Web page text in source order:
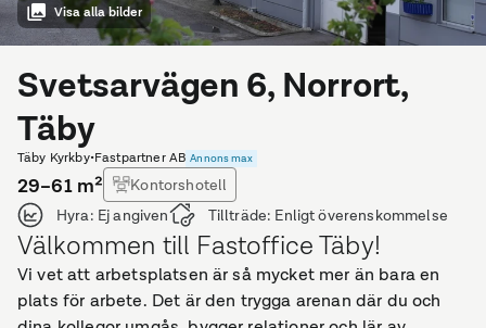
Visa alla bilder
Svetsarvägen 6, Norrort,
Täby
Täby Kyrkby•Fastpartner AB Annons max
29–61m²
Kontorshotell
Hyra: Ej angiven Tillträde: Enligt överenskommelse
Välkommen till Fastoffice Täby!
Vi vet att arbetsplatsen är så mycket mer än bara en
plats för arbete. Det är den trygga arenan där du och